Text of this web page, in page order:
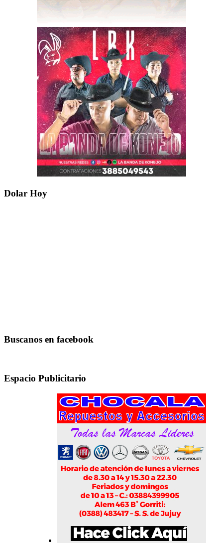
Dolar Hoy
Buscanos en facebook
Espacio Publicitario